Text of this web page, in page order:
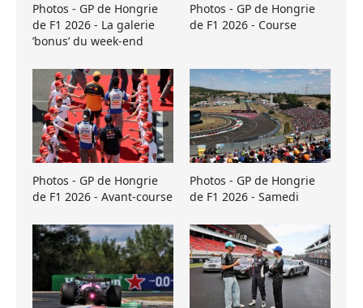
Photos - GP de Hongrie
de F1 2026 - La galerie
’bonus’ du week-end
Photos - GP de Hongrie
de F1 2026 - Course
Photos - GP de Hongrie
de F1 2026 - Avant-course
Photos - GP de Hongrie
de F1 2026 - Samedi